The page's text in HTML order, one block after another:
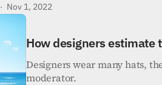
·  Nov 1, 2022
How designers estimate
Designers wear many hats,
moderator.